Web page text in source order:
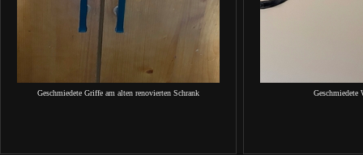
Geschmiedete Griffe am alten renovierten Schrank Geschmiedete